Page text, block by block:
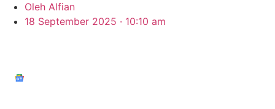
Oleh Alfian
18 September 2025 · 10:10 am